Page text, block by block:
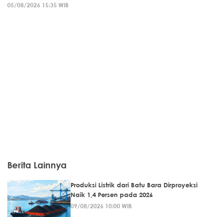
05/08/2026 15:35 WIB
Berita Lainnya
Produksi Listrik dari Batu Bara Dirproyeksi
Naik 1,4 Persen pada 2026
09/08/2026 10:00 WIB